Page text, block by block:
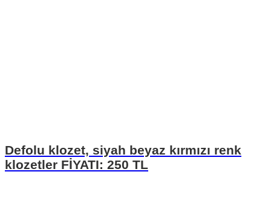
Defolu klozet, siyah beyaz kırmızı renk
klozetler FİYATI: 250 TL